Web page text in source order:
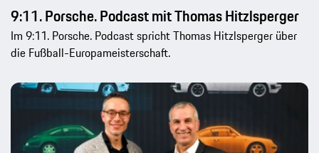
9:11. Porsche. Podcast mit Thomas Hitzlsperger
Im 9:11. Porsche. Podcast spricht Thomas Hitzlsperger über
die Fußball-Europameisterschaft.